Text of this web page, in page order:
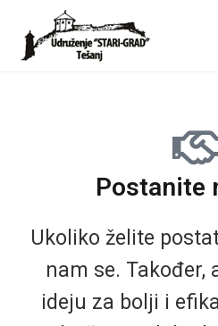
Postanite
Ukoliko želite
nam se. Također,
ideju za bolji i